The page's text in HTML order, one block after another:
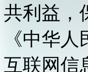
共利益，
《中华
互联网信